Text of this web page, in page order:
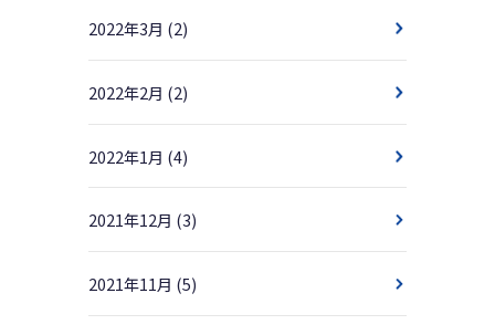
2022年3月 (2)
2022年2月 (2)
2022年1月 (4)
2021年12月 (3)
2021年11月 (5)